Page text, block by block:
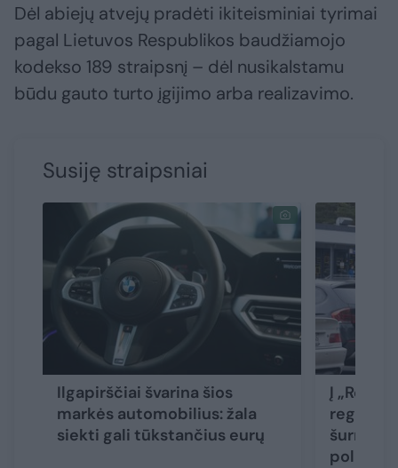
Dėl abiejų atvejų pradėti ikiteisminiai tyrimai
pagal Lietuvos Respublikos baudžiamojo
kodekso 189 straipsnį – dėl nusikalstamu
būdu gauto turto įgijimo arba realizavimo.
Susiję straipsniai
Ilgapirščiai švarina šios
markės automobilius: žala
siekti gali tūkstančius eurų
Į
policiją